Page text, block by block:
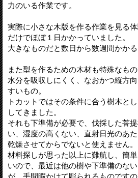
力のいる作業です。
実際に小さな木版を作る作業を見る
だけでほぼ１日かかっていました。
大きなものだと数日から数週間かか
また型を作るための木材も特殊なもの
水分を吸収しにくく、なおかつ縦方
すいもの。
トカットではその条件に合う樹木と
してきました。
それも下準備が必要で、伐採した菩
い、湿度の高くない、直射日光のあ
乾燥させてからでないと使えません。
材料探しが思った以上に難航し、簡
いので、最近は他の樹や下準備のな
が、手間暇かけて彫られるものです